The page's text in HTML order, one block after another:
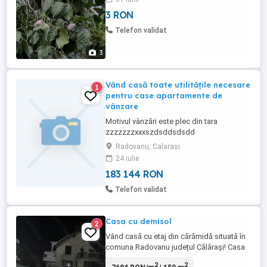
3
3 RON
Telefon validat
1
Vând casă toate utilitățile necesare
pentru case apartamente de
vânzare
Motivul vânzări este plec din tara
zzzzzzzxxxszdsddsdsdd
Radovanu, Calarasi
24 iulie
183 144 RON
Telefon validat
2 Casa cu demisol
Vând casă cu etaj din cărămidă situată în
comuna Radovanu județul Călărași! Casa
2 2